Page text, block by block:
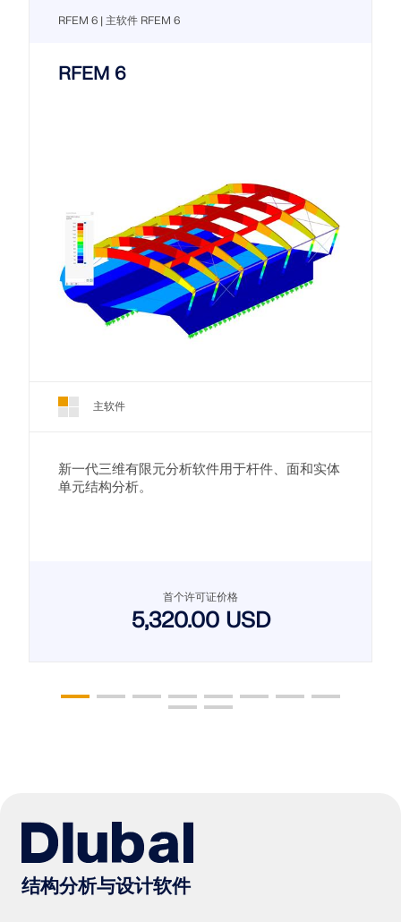
RFEM 6 | 主软件 RFEM 6
RFEM 6
主软件
新一代三维有限元分析软件用于杆件、面和实体
单元结构分析。
首个许可证价格
5,320.00 USD
结构分析与设计软件